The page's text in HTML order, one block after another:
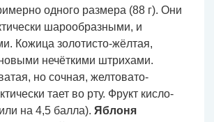
одного размера (88 г). Они
шарообразными, и
Кожица золотисто-жёлтая,
нечёткими штрихами.
но сочная, желтовато-
тает во рту. Фрукт кисло-
на 4,5 балла). Яблоня